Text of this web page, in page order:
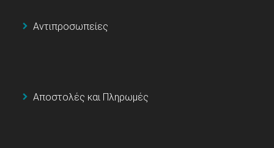
Αντιπροσωπείες
Αποστολές και Πληρωμές